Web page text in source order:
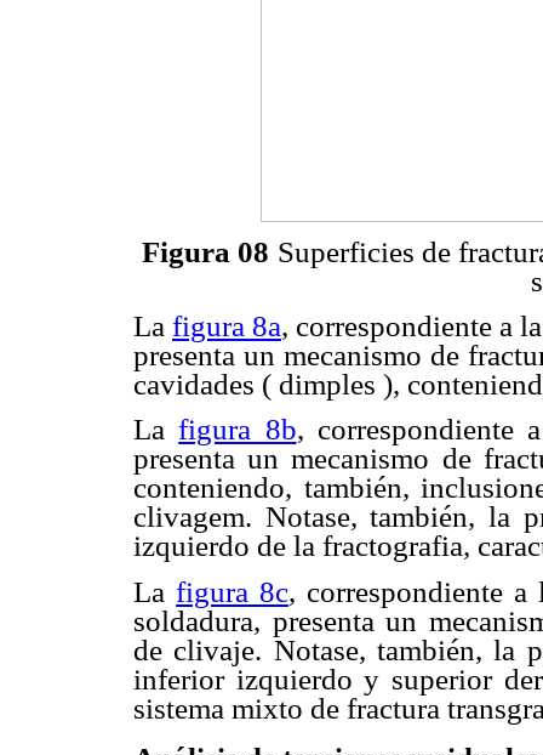
Figura 08 Superficies de
La figura 8a, correspondiente a
presenta un mecanismo de
cavidades ( dimples ),
Lafigura 8b, correspondiente
presenta un mecanismo de
conteniendo, también,
clivagem. Notase, también, la
izquierdo de la fractografia,
Lafigura 8c, correspondiente
soldadura, presenta un
de clivaje. Notase, también, la
inferior izquierdo y superior
sistema mixto de fractura